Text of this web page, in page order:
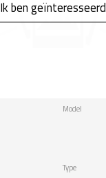
Model
Type
Ik ben geïnteresseerd